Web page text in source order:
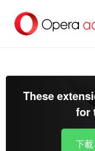
區
These
for
下